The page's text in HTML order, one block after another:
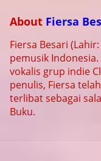
About Fiersa
Fiersa Besari
pemusik
vokalis grup indie
penulis, Fiersa
terlibat sebagai
Buku.